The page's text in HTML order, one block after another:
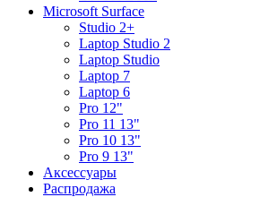
Microsoft Surface
Studio 2+
Laptop Studio 2
Laptop Studio
Laptop 7
Laptop 6
Pro 12"
Pro 11 13"
Pro 10 13"
Pro 9 13"
Аксессуары
Распродажа